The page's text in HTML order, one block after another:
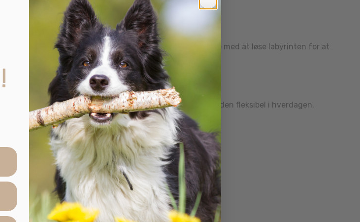
men også mental stimulering. Din hund skal arbejde med at løse labyrinten for at
Den kan bruges til både tør- og vådfoder, hvilket gør den fleksibel i hverdagen.